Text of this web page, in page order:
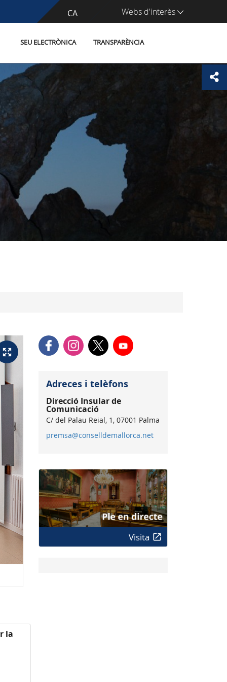
CA
ES Webs d'interès
SEU ELECTRÒNICA TRANSPARÈNCIA
la
Adreces i telèfons
Direcció Insular de
Comunicació
C/ del Palau Reial, 1, 07001 Palma
premsa@conselldemallorca.net
Visita